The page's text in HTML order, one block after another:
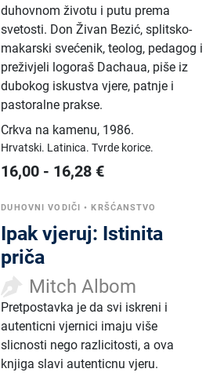
duhovnom životu i putu prema
svetosti. Don Živan Bezić, splitsko-
makarski svećenik, teolog, pedagog i
preživjeli logoraš Dachaua, piše iz
dubokog iskustva vjere, patnje i
pastoralne prakse.
Crkva na kamenu, 1986.
Hrvatski. Latinica.Tvrde korice.
16,00 - 16,28 €
DUHOVNI VODIČI •KRŠĆANSTVO
Ipak vjeruj: Istinita
priča
Mitch Albom
Pretpostavka je da svi iskreni i
autenticni vjernici imaju više
slicnosti nego razlicitosti, a ova
knjiga slavi autenticnu vjeru.